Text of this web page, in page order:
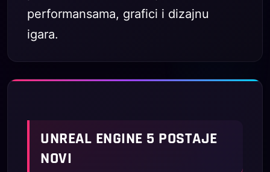
performansama, grafici i dizajnu
igara.
UNREAL ENGINE 5 POSTAJE
NOVI